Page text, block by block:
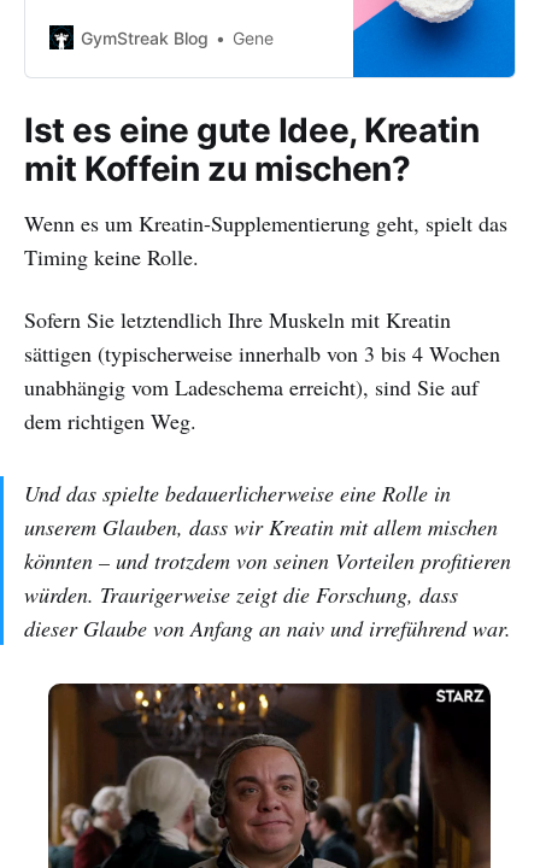
einschließlich der Vorteile,
bevor du es kaufst.
GymStreak Blog Gene
Ist es eine gute Idee, Kreatin
mit Koffein zu mischen?
Wenn es um Kreatin-Supplementierung geht, spielt das
Timing keine Rolle.
Sofern Sie letztendlich Ihre Muskeln mit Kreatin
sättigen (typischerweise innerhalb von 3 bis 4 Wochen
unabhängig vom Ladeschema erreicht), sind Sie auf
dem richtigen Weg.
Und das spielte bedauerlicherweise eine Rolle in
unserem Glauben, dass wir Kreatin mit allem mischen
könnten – und trotzdem von seinen Vorteilen profitieren
würden. Traurigerweise zeigt die Forschung, dass
dieser Glaube von Anfang an naiv und irreführend war.